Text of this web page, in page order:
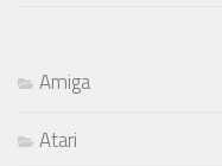
Amiga
Atari